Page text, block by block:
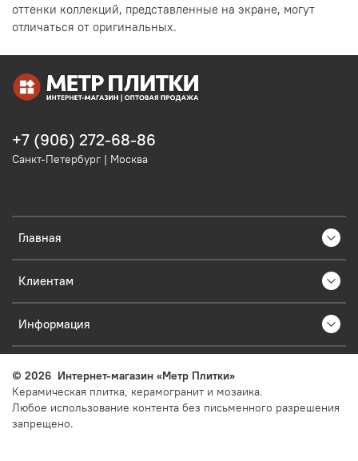
оттенки коллекций, представленные на экране, могут
отличаться от оригинальных.
Главная
Клиентам
Информация
+7 (906) 272-68-86
Санкт-Петербург | Москва
© 2026 Интернет-магазин «Метр Плитки»
Керамическая плитка, керамогранит и мозаика.
Любое использование контента без письменного разрешения
запрещено.